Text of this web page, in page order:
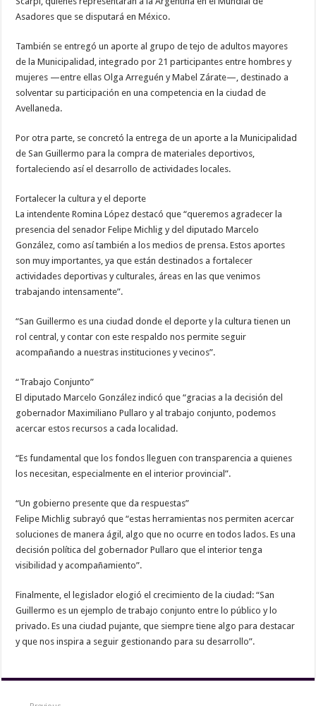
Asadores que se disputará en México.
También se entregó un aporte al grupo de tejo de adultos mayores
de la Municipalidad, integrado por 21 participantes entre hombres y
mujeres —entre ellas Olga Arreguén y Mabel Zárate—, destinado a
solventar su participación en una competencia en la ciudad de
Avellaneda.
Por otra parte, se concretó la entrega de un aporte a la Municipalidad
de San Guillermo para la compra de materiales deportivos,
fortaleciendo así el desarrollo de actividades locales.
Fortalecer la cultura y el deporte
La intendente Romina López destacó que “queremos agradecer la
presencia del senador Felipe Michlig y del diputado Marcelo
González, como así también a los medios de prensa. Estos aportes
son muy importantes, ya que están destinados a fortalecer
actividades deportivas y culturales, áreas en las que venimos
trabajando intensamente”.
“San Guillermo es una ciudad donde el deporte y la cultura tienen un
rol central, y contar con este respaldo nos permite seguir
acompañando a nuestras instituciones y vecinos”.
“Trabajo Conjunto”
El diputado Marcelo González indicó que “gracias a la decisión del
gobernador Maximiliano Pullaro y al trabajo conjunto, podemos
acercar estos recursos a cada localidad.
“Es fundamental que los fondos lleguen con transparencia a quienes
los necesitan, especialmente en el interior provincial”.
“Un gobierno presente que da respuestas”
Felipe Michlig subrayó que “estas herramientas nos permiten acercar
soluciones de manera ágil, algo que no ocurre en todos lados. Es una
decisión política del gobernador Pullaro que el interior tenga
visibilidad y acompañamiento”.
Finalmente, el legislador elogió el crecimiento de la ciudad: “San
Guillermo es un ejemplo de trabajo conjunto entre lo público y lo
privado. Es una ciudad pujante, que siempre tiene algo para destacar
y que nos inspira a seguir gestionando para su desarrollo”.